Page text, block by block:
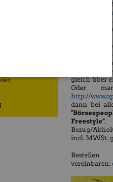
Season
http://
Freestyle-
wie
wie Fanboy,
des Buchs,
es möglich
zu
wie
gleich über
Oder
http://
dann bei
Freestyle".
Bezug/
incl. MWSt.
Bestellen
vereinbaren: